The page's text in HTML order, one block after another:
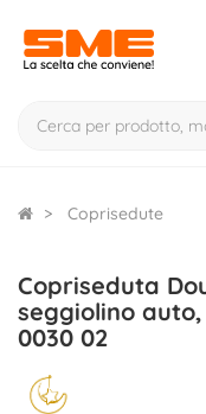
Coprisedute
Copriseduta
seggiolino
0030 02